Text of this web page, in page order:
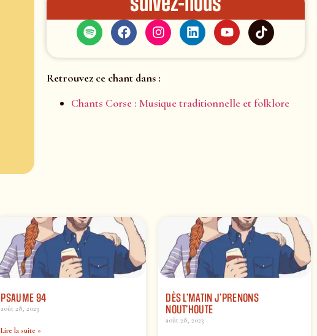
Suivez-nous
Retrouvez ce chant dans :
Chants Corse : Musique traditionnelle et folklore
PSAUME 94
août 28, 2023
Lire la suite »
DÈS L’MATIN J’PRENONS
NOUT’HOUTE
août 28, 2023